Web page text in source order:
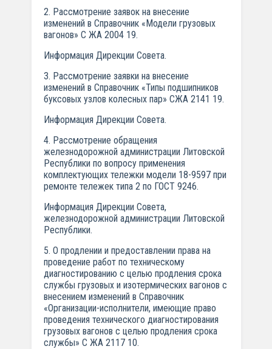
2. Рассмотрение заявок на внесение
изменений в Справочник «Модели грузовых
вагонов» С ЖА 2004 19.
Информация Дирекции Совета.
3. Рассмотрение заявки на внесение
изменений в Справочник «Типы подшипников
буксовых узлов колесных пар» СЖА 2141 19.
Информация Дирекции Совета.
4. Рассмотрение обращения
железнодорожной администрации Литовской
Республики по вопросу применения
комплектующих тележки модели 18-9597 при
ремонте тележек типа 2 по ГОСТ 9246.
Информация Дирекции Совета,
железнодорожной администрации Литовской
Республики.
5. О продлении и предоставлении права на
проведение работ по техническому
диагностированию с целью продления срока
службы грузовых и изотермических вагонов с
внесением изменений в Справочник
«Организации-исполнители, имеющие право
проведения технического диагностирования
грузовых вагонов с целью продления срока
службы» С ЖА 2117 10.